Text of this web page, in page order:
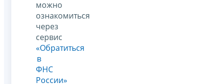
можно
ознакомиться
через
сервис
«Обратиться
в
ФНС
России»